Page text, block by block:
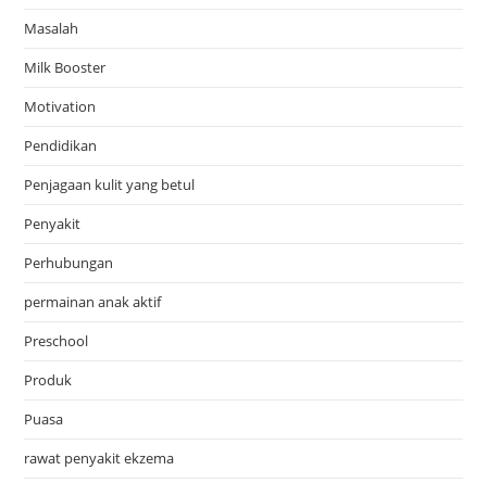
Masalah
Milk Booster
Motivation
Pendidikan
Penjagaan kulit yang betul
Penyakit
Perhubungan
permainan anak aktif
Preschool
Produk
Puasa
rawat penyakit ekzema